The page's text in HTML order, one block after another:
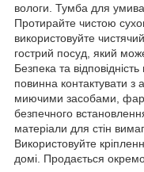
вологи. Тумба для
Протирайте чистою
використовуйте
гострий посуд, який
Безпека та
повинна контактувати
миючими засобами,
безпечного
матеріали для стін
Використовуйте
домі. Продається